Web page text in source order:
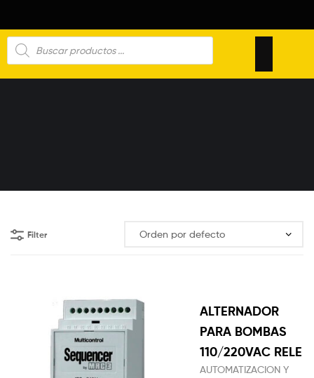
Filter
ALTERNADOR
PARA BOMBAS
110/220VAC RELE
AUTOMATIZACION Y